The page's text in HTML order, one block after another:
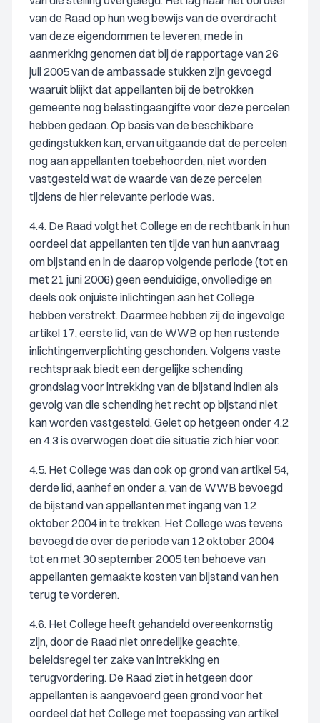
van de Raad op hun weg bewijs van de overdracht
van deze eigendommen te leveren, mede in
aanmerking genomen dat bij de rapportage van 26
juli 2005 van de ambassade stukken zijn gevoegd
waaruit blijkt dat appellanten bij de betrokken
gemeente nog belastingaangifte voor deze percelen
hebben gedaan. Op basis van de beschikbare
gedingstukken kan, ervan uitgaande dat de percelen
nog aan appellanten toebehoorden, niet worden
vastgesteld wat de waarde van deze percelen
tijdens de hier relevante periode was.
4.4. De Raad volgt het College en de rechtbank in hun
oordeel dat appellanten ten tijde van hun aanvraag
om bijstand en in de daarop volgende periode (tot en
met 21 juni 2006) geen eenduidige, onvolledige en
deels ook onjuiste inlichtingen aan het College
hebben verstrekt. Daarmee hebben zij de ingevolge
artikel 17, eerste lid, van de WWB op hen rustende
inlichtingenverplichting geschonden. Volgens vaste
rechtspraak biedt een dergelijke schending
grondslag voor intrekking van de bijstand indien als
gevolg van die schending het recht op bijstand niet
kan worden vastgesteld. Gelet op hetgeen onder 4.2
en 4.3 is overwogen doet die situatie zich hier voor.
4.5. Het College was dan ook op grond van artikel 54,
derde lid, aanhef en onder a, van de WWB bevoegd
de bijstand van appellanten met ingang van 12
oktober 2004 in te trekken. Het College was tevens
bevoegd de over de periode van 12 oktober 2004
tot en met 30 september 2005 ten behoeve van
appellanten gemaakte kosten van bijstand van hen
terug te vorderen.
4.6. Het College heeft gehandeld overeenkomstig
zijn, door de Raad niet onredelijke geachte,
beleidsregel ter zake van intrekking en
terugvordering. De Raad ziet in hetgeen door
appellanten is aangevoerd geen grond voor het
oordeel dat het College met toepassing van artikel